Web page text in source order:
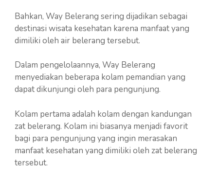
Bahkan, Way Belerang sering dijadikan sebagai
destinasi wisata kesehatan karena manfaat yang
dimiliki oleh air belerang tersebut.
Dalam pengelolaannya, Way Belerang
menyediakan beberapa kolam pemandian yang
dapat dikunjungi oleh para pengunjung.
Kolam pertama adalah kolam dengan kandungan
zat belerang. Kolam ini biasanya menjadi favorit
bagi para pengunjung yang ingin merasakan
manfaat kesehatan yang dimiliki oleh zat belerang
tersebut.